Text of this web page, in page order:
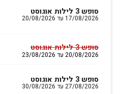
סופש 3 לילות אוגוסט
17/08/2026 עד 20/08/2026
סופש 3 לילות אוגוסט
20/08/2026 עד 23/08/2026
סופש 3 לילות אוגוסט
27/08/2026 עד 30/08/2026